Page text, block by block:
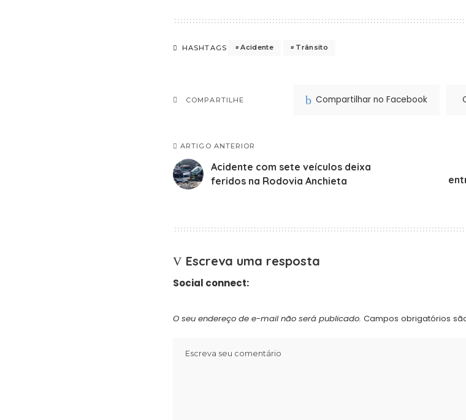
HASHTAGS Acidente Trânsito
COMPARTILHE Compartilhar no Facebook
ARTIGO ANTERIOR
Acidente com sete veículos deixa
feridos na Rodovia Anchieta
Escreva uma resposta
Social connect:
O seu endereço de e-mail não será publicado. Campos obrigatórios